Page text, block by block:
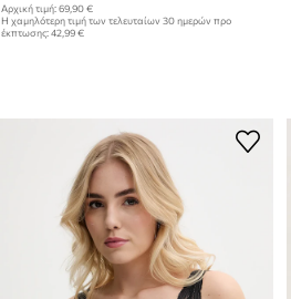
Αρχική τιμή: 69,90 €
Η χαμηλότερη τιμή των τελευταίων 30 ημερών προ
έκπτωσης: 42,99 €